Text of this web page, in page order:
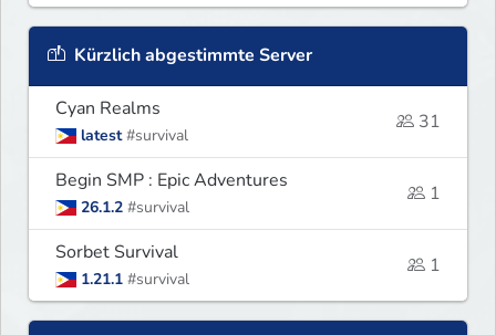
Kürzlich abgestimmte Server
Cyan Realms
latest #survival
31
Begin SMP : Epic Adventures
26.1.2 #survival
1
Sorbet Survival
1.21.1 #survival
1